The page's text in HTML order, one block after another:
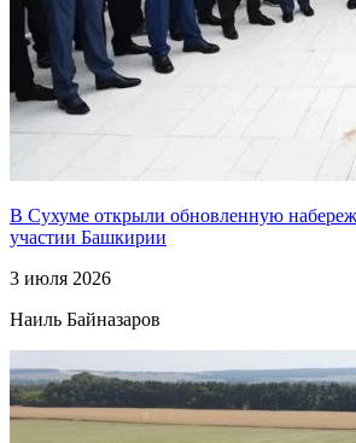
В Сухуме открыли обновленную
участии Башкирии
3 июля 2026
Наиль Байназаров